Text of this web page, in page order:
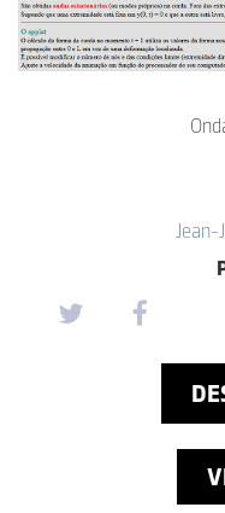
Jean-